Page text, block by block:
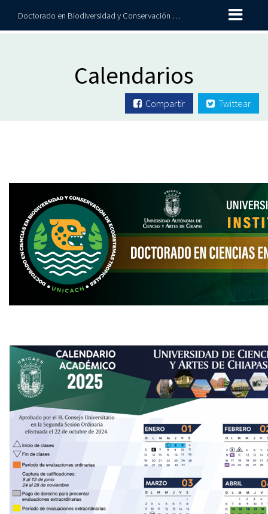
Doctorado en Biodiversidad y Conservación de Ecosistemas Tropicales
Calendarios
Compartir Twittear